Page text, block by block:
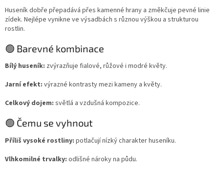
Huseník dobře přepadává přes kamenné hrany a změkčuje pevné linie
zídek. Nejlépe vynikne ve výsadbách s různou výškou a strukturou
rostlin.
🟢 Barevné kombinace
Bílý huseník: zvýrazňuje fialové, růžové i modré květy.
Jarní efekt: výrazné kontrasty mezi kameny a květy.
Celkový dojem: světlá a vzdušná kompozice.
🟢 Čemu se vyhnout
Příliš vysoké rostliny: potlačují nízký charakter huseníku.
Vlhkomilné trvalky: odlišné nároky na půdu.